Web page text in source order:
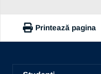
Printează pagina
https://www.ub.ro/
xiv-a-cp